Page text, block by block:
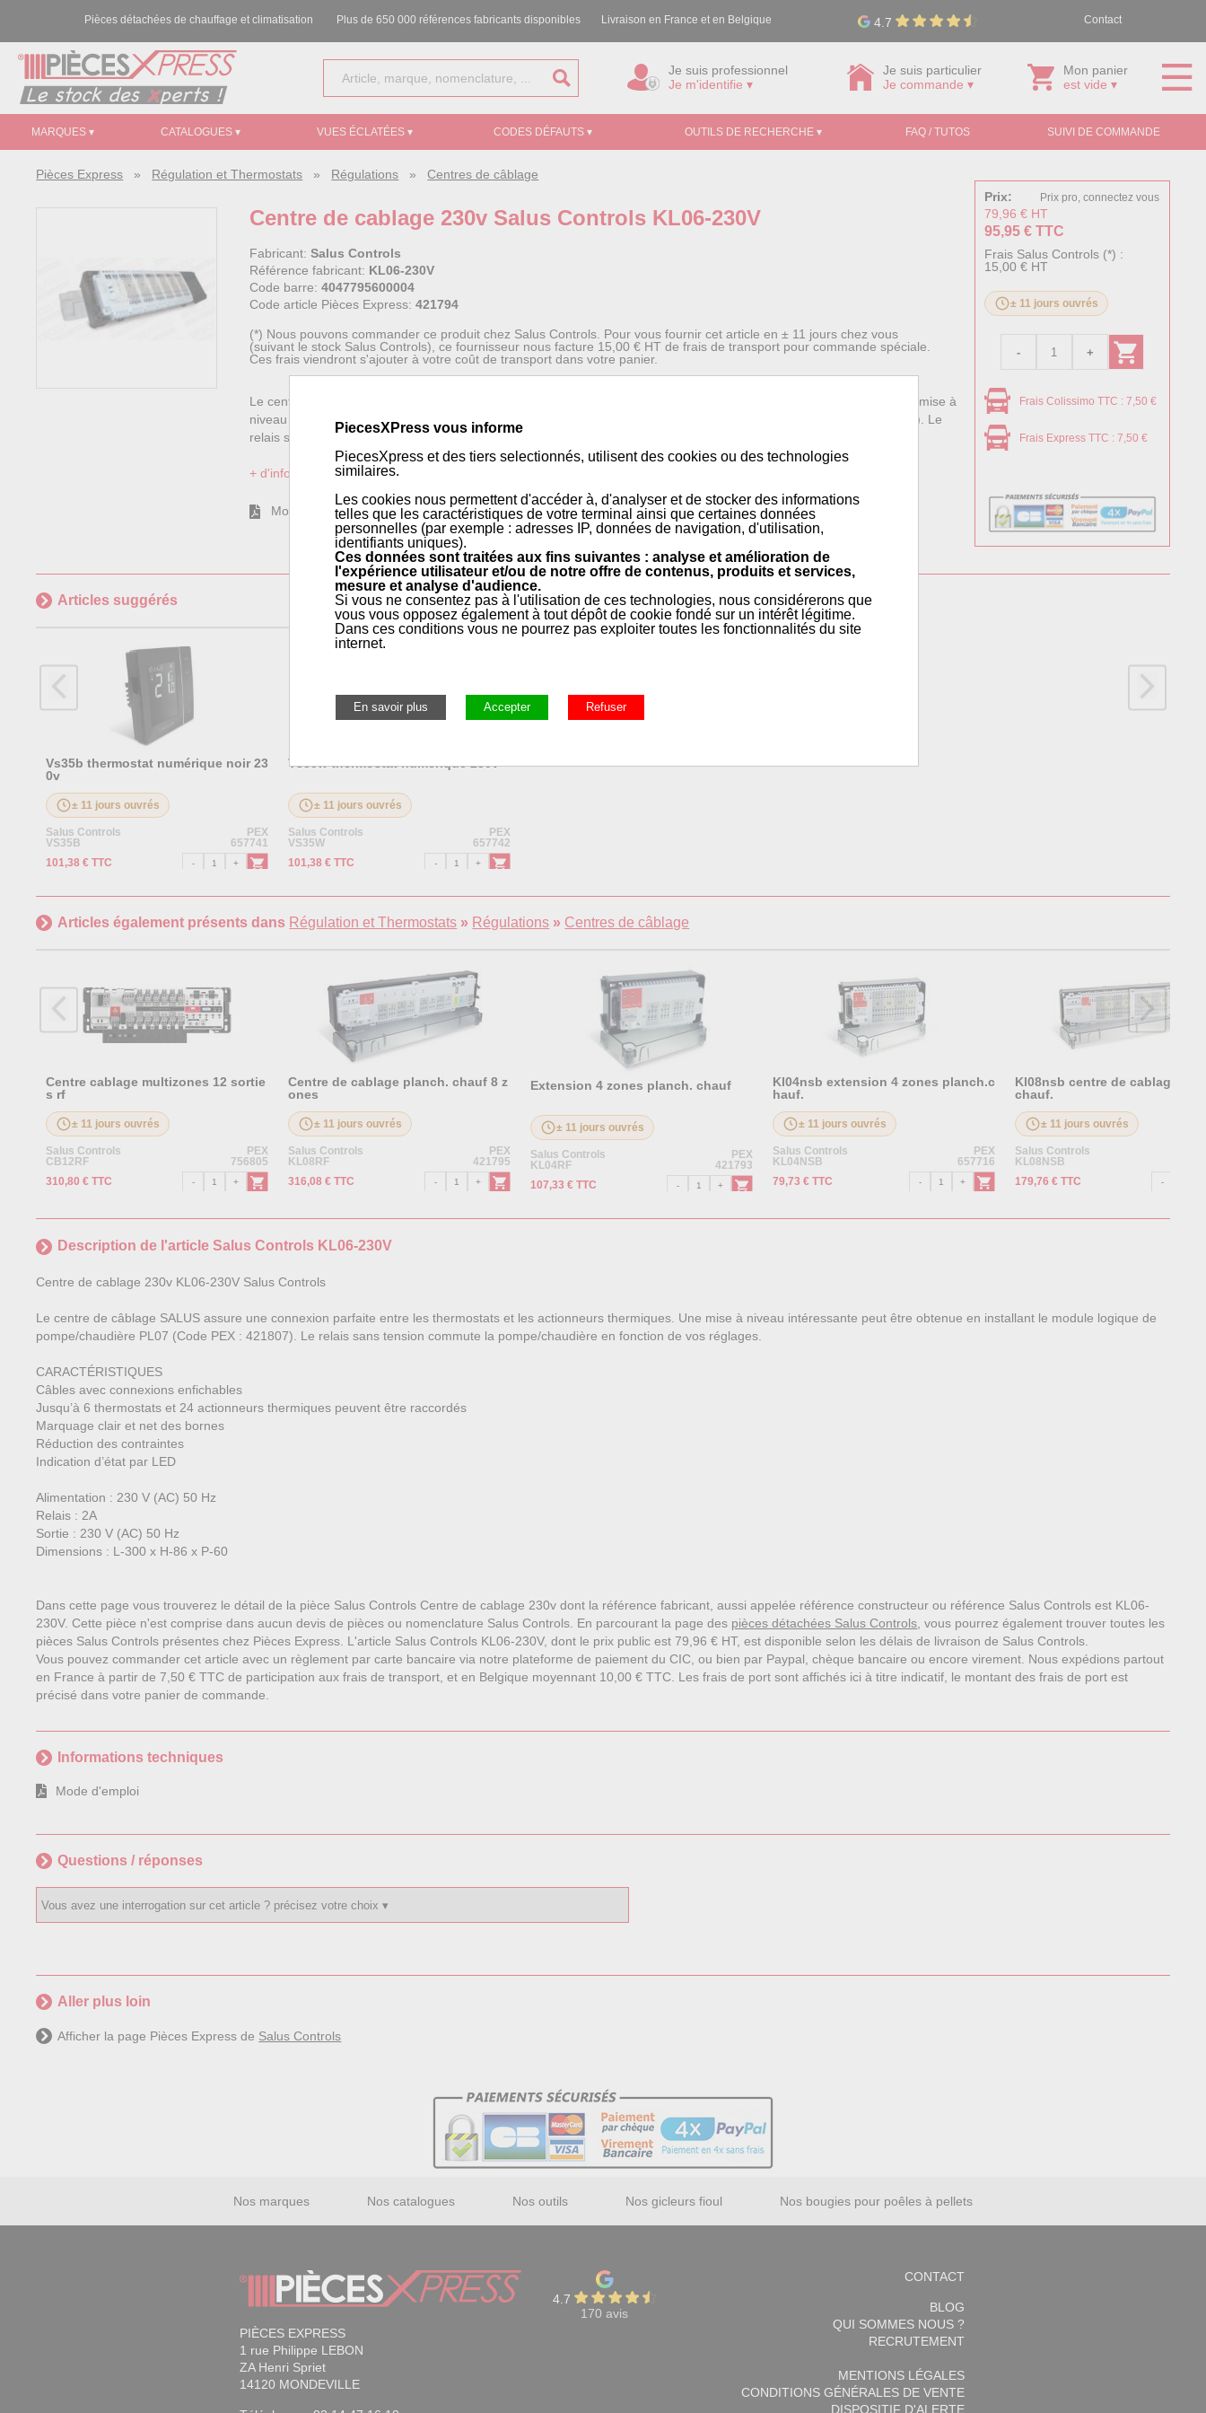
Pièces détachées de chauffage et climatisation Plus de 650 000 références fabricants disponibles Livraison en France et en Belgique 4.7 Contact
Je suis professionnel
Je m'identifie ▾
Je suis particulier
Je commande ▾
Mon panier
est vide ▾
MARQUES ▾ CATALOGUES ▾ VUES ÉCLATÉES ▾ CODES DÉFAUTS ▾ OUTILS DE RECHERCHE ▾ FAQ / TUTOS SUIVI DE COMMANDE
Pièces Express » Régulation et Thermostats » Régulations »Centres de câblage
Centre de cablage 230v Salus Controls KL06-230V
Fabricant: Salus Controls
Référence fabricant: KL06-230V
Code barre: 4047795600004
Code article Pièces Express: 421794
(*) Nous pouvons commander ce produit chez Salus Controls. Pour vous fournir cet article en ± 11 jours chez vous
(suivant le stock Salus Controls), ce fournisseur nous facture 15,00 € HT de frais de transport pour commande spéciale.
Ces frais viendront s'ajouter à votre coût de transport dans votre panier.
Le centre de câblage SALUS assure une connexion parfaite entre les thermostats et les actionneurs thermiques. Une mise à
niveau intéressante peut être obtenue en installant le module logique de pompe/chaudière PL07 (Code PEX : 421807). Le
relais sans tension commute la pompe/chaudière en fonction de...
+ d'informations sur l'article
Mode d'emploi
Prix: Prix pro, connectez vous
79,96 € HT
95,95 € TTC
Frais Salus Controls (*) :
15,00 € HT
± 11 jours ouvrés
Frais Colissimo TTC : 7,50 €
Frais Express TTC : 7,50 €
Articles suggérés
Vs35b thermostat numérique noir 23
0v
± 11 jours ouvrés
Salus Controls
PEX
VS35B
657741
101,38 € TTC
Vs35w thermostat numérique 230v
± 11 jours ouvrés
Salus Controls
PEX
VS35W
657742
101,38 € TTC
Articles également présents dans Régulation et Thermostats » Régulations » Centres de câblage
Centre cablage multizones 12 sortie
s rf
± 11 jours ouvrés
Salus Controls
PEX
CB12RF
756805
310,80 € TTC
Centre de cablage planch. chauf 8 z
ones
± 11 jours ouvrés
Salus Controls
PEX
KL08RF
421795
316,08 € TTC
Extension 4 zones planch. chauf
± 11 jours ouvrés
Salus Controls
PEX
KL04RF
421793
107,33 € TTC
Kl04nsb extension 4 zones planch.c
hauf.
± 11 jours ouvrés
Salus Controls
PEX
KL04NSB
657716
79,73 € TTC
Kl08nsb centre de cablage
chauf.
± 11 jours ouvrés
Salus Controls
KL08NSB
179,76 € TTC
Description de l'article Salus Controls KL06-230V
Centre de cablage 230v KL06-230V Salus Controls
Le centre de câblage SALUS assure une connexion parfaite entre les thermostats et les actionneurs thermiques. Une mise à niveau intéressante peut être obtenue en installant le module logique de
pompe/chaudière PL07 (Code PEX : 421807). Le relais sans tension commute la pompe/chaudière en fonction de vos réglages.
CARACTÉRISTIQUES
Câbles avec connexions enfichables
Jusqu’à 6 thermostats et 24 actionneurs thermiques peuvent être raccordés
Marquage clair et net des bornes
Réduction des contraintes
Indication d’état par LED
Alimentation : 230 V (AC) 50 Hz
Relais : 2A
Sortie : 230 V (AC) 50 Hz
Dimensions : L-300 x H-86 x P-60
Dans cette page vous trouverez le détail de la pièce Salus Controls Centre de cablage 230v dont la référence fabricant, aussi appelée référence constructeur ou référence Salus Controls est KL06-
230V. Cette pièce n'est comprise dans aucun devis de pièces ou nomenclature Salus Controls. En parcourant la page des pièces détachées Salus Controls , vous pourrez également trouver toutes les
pièces Salus Controls présentes chez Pièces Express. L'article Salus Controls KL06-230V, dont le prix public est 79,96 € HT, est disponible selon les délais de livraison de Salus Controls.
Vous pouvez commander cet article avec un règlement par carte bancaire via notre plateforme de paiement du CIC, ou bien par Paypal, chèque bancaire ou encore virement. Nous expédions partout
en France à partir de 7,50 € TTC de participation aux frais de transport, et en Belgique moyennant 10,00 € TTC. Les frais de port sont affichés ici à titre indicatif, le montant des frais de port est
précisé dans votre panier de commande.
Informations techniques
Mode d'emploi
Questions / réponses
Aller plus loin
Afficher la page Pièces Express de Salus Controls
Nos marques Nos catalogues Nos outils Nos gicleurs fioul Nos bougies pour poêles à pellets
PIÈCES EXPRESS
1 rue Philippe LEBON
ZA Henri Spriet
14120 MONDEVILLE
4.7
170 avis
CONTACT
BLOG
QUI SOMMES NOUS ?
RECRUTEMENT
MENTIONS LÉGALES
CONDITIONS GÉNÉRALES DE VENTE
DISPOSITIF D'ALERTE
PiecesXPress vous informe
PiecesXpress et des tiers selectionnés, utilisent des cookies ou des technologies
similaires.
Les cookies nous permettent d'accéder à, d'analyser et de stocker des informations
telles que les caractéristiques de votre terminal ainsi que certaines données
personnelles (par exemple : adresses IP, données de navigation, d'utilisation,
identifiants uniques).
Ces données sont traitées aux fins suivantes : analyse et amélioration de
l'expérience utilisateur et/ou de notre offre de contenus, produits et services,
mesure et analyse d'audience.
Si vous ne consentez pas à l'utilisation de ces technologies, nous considérerons que
vous vous opposez également à tout dépôt de cookie fondé sur un intérêt légitime.
Dans ces conditions vous ne pourrez pas exploiter toutes les fonctionnalités du site
internet.